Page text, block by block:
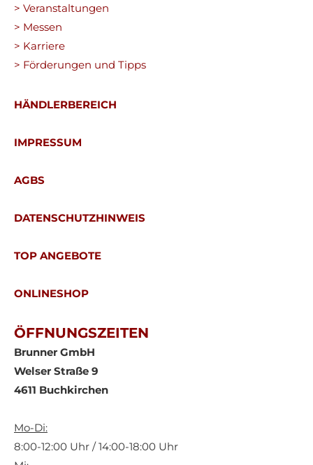
> Veranstaltungen
> Messen
> Karriere
> Förderungen und Tipps
HÄNDLERBEREICH
IMPRESSUM
AGBS
DATENSCHUTZHINWEIS
TOP ANGEBOTE
ONLINESHOP
ÖFFNUNGSZEITEN
Brunner GmbH
Welser Straße 9
4611 Buchkirchen
Mo-Di:
8:00-12:00 Uhr / 14:00-18:00 Uhr